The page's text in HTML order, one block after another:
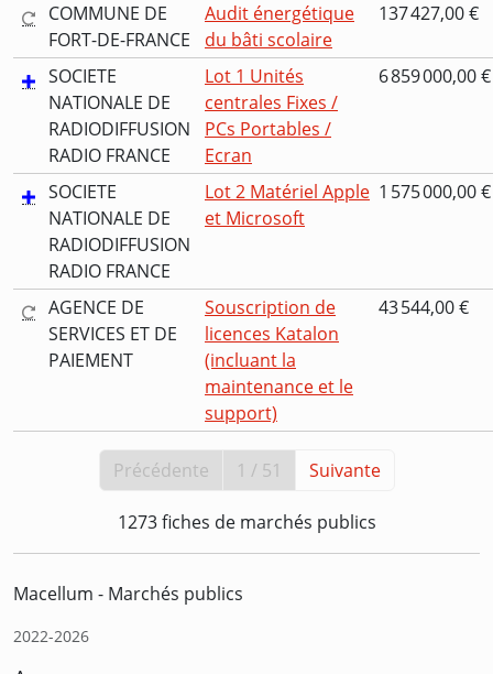
COMMUNE DE
FORT-DE-FRANCE
Audit énergétique
du bâti scolaire
137 427,00 €
SOCIETE
NATIONALE DE
RADIODIFFUSION
RADIO FRANCE
Lot 1 Unités
centrales Fixes /
PCs Portables /
Ecran
6 859 000,00 €
SOCIETE
NATIONALE DE
RADIODIFFUSION
RADIO FRANCE
Lot 2 Matériel Apple
et Microsoft
1 575 000,00 €
AGENCE DE
SERVICES ET DE
PAIEMENT
Souscription de
licences Katalon
(incluant la
maintenance et le
support)
43 544,00 €
Précédente 1 / 51 Suivante
1273 fiches de marchés publics
Macellum - Marchés publics
2022-2026